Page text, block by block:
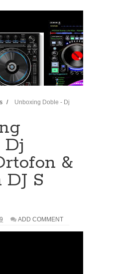
/
Unboxing Doble - Dj
Dj
&
S
ADD COMMENT